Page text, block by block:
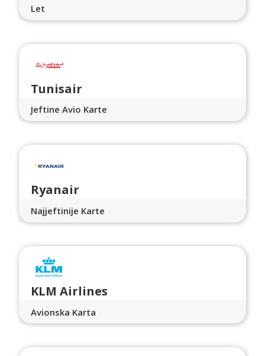
Let
Tunisair
Jeftine Avio Karte
Ryanair
Najjeftinije Karte
KLM Airlines
Avionska Karta